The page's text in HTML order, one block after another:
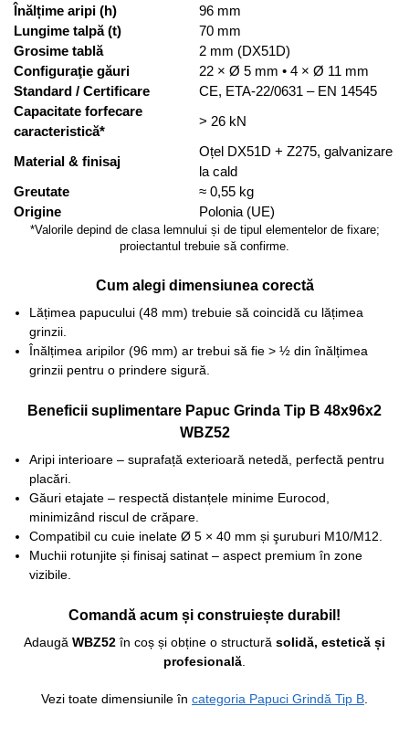
Înălțime aripi (h)
96 mm
Lungime talpă (t)
70 mm
Grosime tablă
2 mm (DX51D)
Configuraţie găuri
22 × Ø 5 mm • 4 × Ø 11 mm
Standard / Certificare
CE, ETA-22/0631 – EN 14545
Capacitate forfecare
caracteristică*
> 26 kN
Material & finisaj
Oțel DX51D + Z275, galvanizare
la cald
Greutate
≈ 0,55 kg
Origine
Polonia (UE)
*Valorile depind de clasa lemnului și de tipul elementelor de fixare;
proiectantul trebuie să confirme.
Cum alegi dimensiunea corectă
Lățimea papucului (48 mm) trebuie să coincidă cu lățimea
grinzii.
Înălțimea aripilor (96 mm) ar trebui să fie > ½ din înălțimea
grinzii pentru o prindere sigură.
Beneficii suplimentare Papuc Grinda Tip B 48x96x2
WBZ52
Aripi interioare – suprafață exterioară netedă, perfectă pentru
placări.
Găuri etajate – respectă distanțele minime Eurocod,
minimizând riscul de crăpare.
Compatibil cu cuie inelate Ø 5 × 40 mm și şuruburi M10/M12.
Muchii rotunjite și finisaj satinat – aspect premium în zone
vizibile.
Comandă acum și construiește durabil!
Adaugă WBZ52în coș și obține o structură solidă, estetică și
profesională.
Vezi toate dimensiunile în categoria Papuci Grindă Tip B